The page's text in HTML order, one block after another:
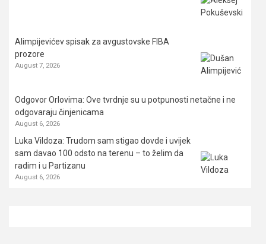
Alimpijevićev spisak za avgustovske FIBA
prozore
August 7, 2026
Odgovor Orlovima: ​Ove tvrdnje su u potpunosti netačne i ne
odgovaraju činjenicama
August 6, 2026
Luka Vildoza: Trudom sam stigao dovde i uvijek
sam davao 100 odsto na terenu – to želim da
radim i u Partizanu
August 6, 2026